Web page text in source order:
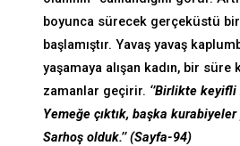
boyunca sürecek gerçeküstü
başlamıştır. Yavaş yavaş
yaşamaya alışan kadın, bir
zamanlar geçirir. ‘’Birlikte
Yemeğe çıktık, başka
Sarhoş olduk.’’ (Sayfa-94)